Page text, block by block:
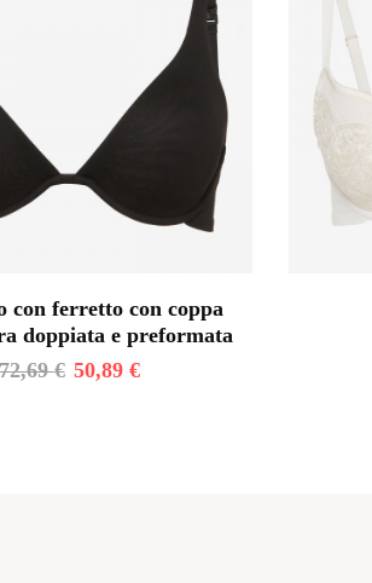
con ferretto con coppa
doppiata e preformata
€ 50,89 €